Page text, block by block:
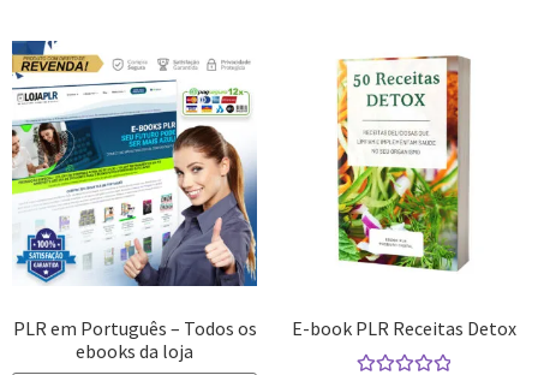
PLR em Português – Todos os
ebooks da loja
E-book PLR Receitas Detox